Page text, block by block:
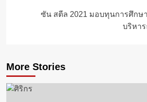
ซัน สตีล 2021 มอบทุนการศึก
บริหา
More Stories